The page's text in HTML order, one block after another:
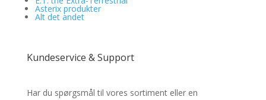
Asterix produkter
Alt det andet
Kundeservice & Support
Har du spørgsmål til vores sortiment eller en